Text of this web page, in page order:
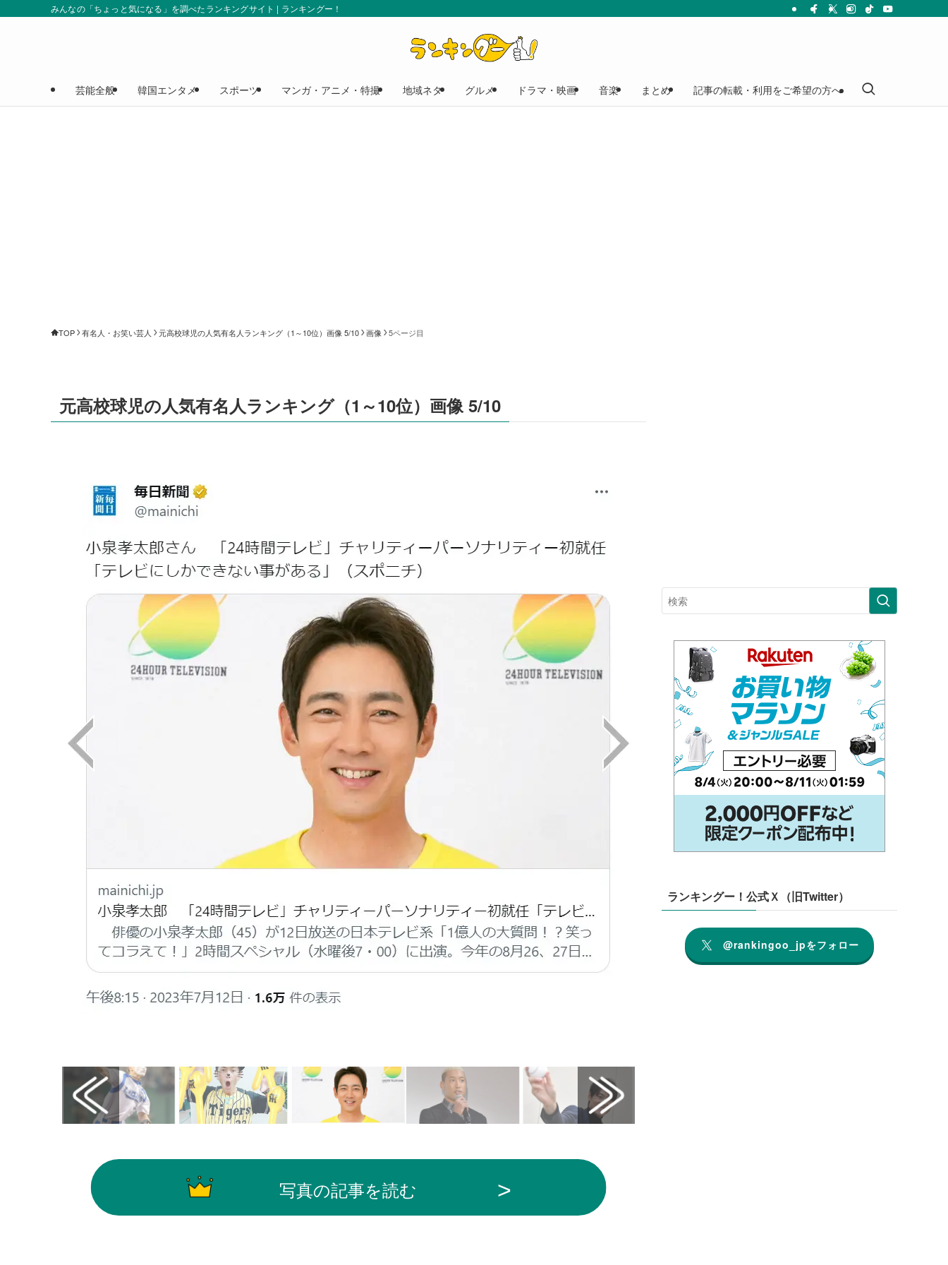
みんなの「ちょっと気になる」を調べたランキングサイト | ランキングー！
芸能全般 韓国エンタメ スポーツ マンガ・アニメ・特撮 地域ネタ グルメ ドラマ・映画 音楽 まとめ 記事の転載・利用をご希望の方へ
TOP 有名人・お笑い芸人 元高校球児の人気有名人ランキング（1～10位）画像 5/10 画像 5ページ目
元高校球児の人気有名人ランキング（1～10位）画像 5/10
写真の記事を読む
ランキングー！公式Ｘ（旧Twitter）
@rankingoo_jpをフォロー